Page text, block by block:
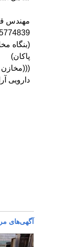
مهندس
(بنگاه
پاکان)
(((مخازن
دارویی
آگهی‌های